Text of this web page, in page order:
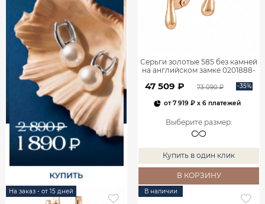
Серьги золотые 585 без камней
на английском замке 0201888-
47 509 ₽ 73 090 ₽ -35%
от7 919 ₽ x 6 платежей
Выберите размер:
Купить в один клик
В КОРЗИНУ
На заказ - от 15 дней В наличии